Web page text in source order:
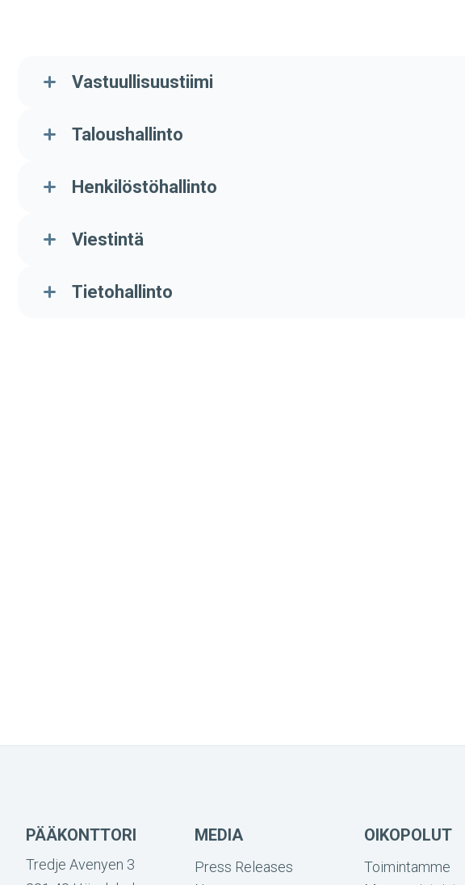
Vastuullisuustiimi
Taloushallinto
Henkilöstöhallinto
Viestintä
Tietohallinto
PÄÄKONTTORI
Tredje Avenyen 3
MEDIA
Press Releases
OIKOPOLUT
Toimintamme